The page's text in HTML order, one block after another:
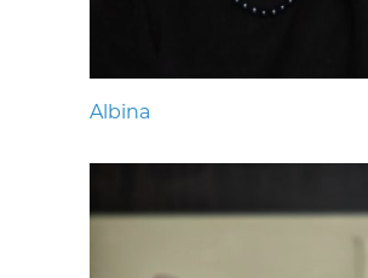
Albina